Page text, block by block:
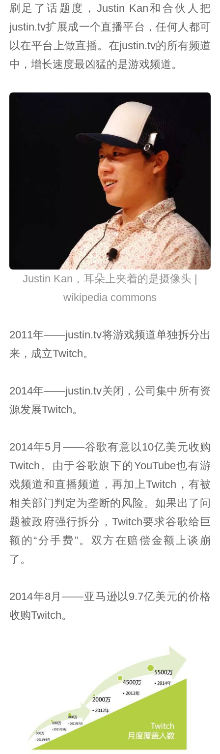
刷足了话题度，Justin Kan和合伙人把
justin.tv扩展成一个直播平台，任何人都可
以在平台上做直播。在justin.tv的所有频道
中，增长速度最凶猛的是游戏频道。
Justin Kan，耳朵上夹着的是摄像头 |
wikipedia commons
2011年——justin.tv将游戏频道单独拆分出
来，成立Twitch。
2014年——justin.tv关闭，公司集中所有资
源发展Twitch。
2014年5月——谷歌有意以10亿美元收购
Twitch。由于谷歌旗下的YouTube也有游
戏频道和直播频道，再加上Twitch，有被
相关部门判定为垄断的风险。如果出了问
题被政府强行拆分，Twitch要求谷歌给巨
额的“分手费”。双方在赔偿金额上谈崩
了。
2014年8月——亚马逊以9.7亿美元的价格
收购Twitch。